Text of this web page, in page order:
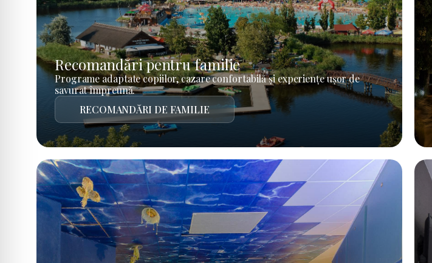
Recomandări pentru familie
Programe adaptate copiilor, cazare confortabilă și experiențe ușor de
savurat împreună.
RECOMANDĂRI DE FAMILIE